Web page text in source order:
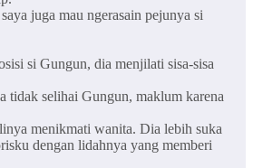
juga mau ngerasain pejunya si
si Gungun, dia menjilati sisa-sisa
tidak selihai Gungun, maklum karena
menikmati wanita. Dia lebih suka
dengan lidahnya yang memberi